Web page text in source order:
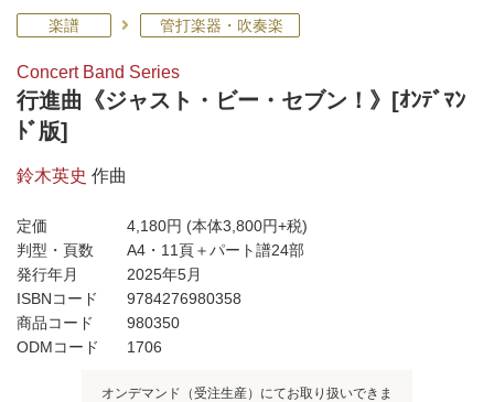
楽譜 管打楽器・吹奏楽
Concert Band Series
行進曲《ジャスト・ビー・セブン！》[ｵﾝﾃﾞﾏﾝ
ﾄﾞ版]
鈴木英史 作曲
定価 4,180円 (本体3,800円+税)
判型・頁数
A4・11頁＋パート譜24部
発行年月
2025年5月
ISBNコード
9784276980358
商品コード
980350
ODMコード
1706
オンデマンド（受注生産）にてお取り扱いできま